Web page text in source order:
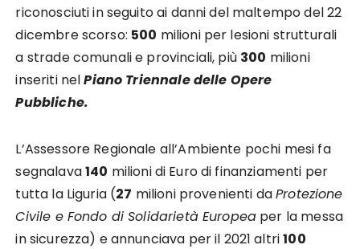
riconosciuti in seguito ai danni del maltempo del 22
dicembre scorso: 500 milioni per lesioni strutturali
a strade comunali e provinciali, più 300 milioni
inseriti nelPiano Triennale delle Opere
Pubbliche.
L’Assessore Regionale all’Ambiente pochi mesi fa
segnalava140 milioni di Euro di finanziamenti per
tutta la Liguria (27 milioni provenienti daProtezione
Civile e Fondo di Solidarietà Europea per la messa
in sicurezza) e annunciava per il 2021 altri100